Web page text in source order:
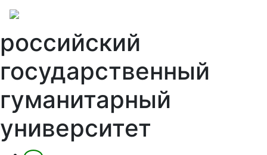
российский
государственный
гуманитарный
университет